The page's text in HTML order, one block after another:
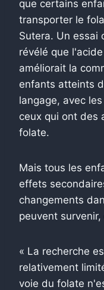
que certains
transporter le
Sutera. Un essai
révélé que
améliorait la
enfants atteints
langage, avec
ceux qui ont des
folate.
Mais tous les
effets
changements
peuvent
« La recherche
relativement
voie du folate